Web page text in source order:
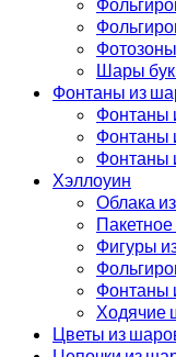
Шары
Фонтаны из
Фонтаны
Фонтаны
Фонтаны
Хэллоуин
Облака
Фигуры
Фонтаны
Ходячие
Цветы из